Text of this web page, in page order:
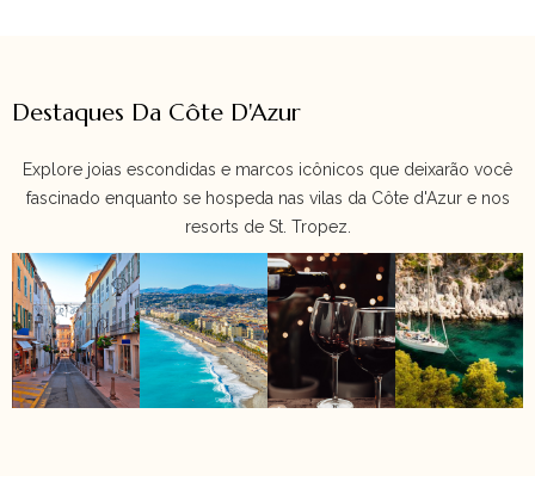
Destaques Da Côte D'Azur
Explore joias escondidas e marcos icônicos que deixarão você
fascinado enquanto se hospeda nas vilas da Côte d'Azur e nos
resorts de St. Tropez.